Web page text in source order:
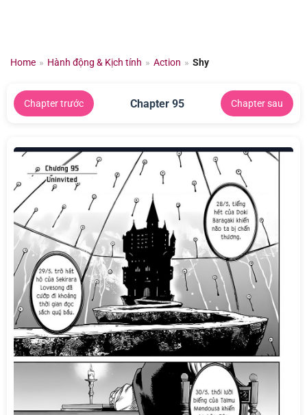
dungHome » Hành động & Kịch tính » Action » Shy
Chapter trước Chapter 95 Chapter sau